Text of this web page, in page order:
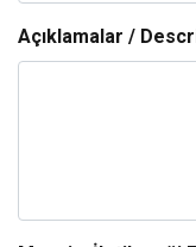
Açıklamalar /